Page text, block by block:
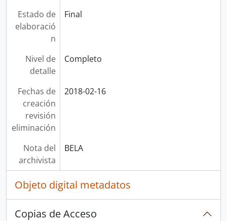
Estado de
elaboració
n
Final
Nivel de
detalle
Completo
Fechas de
creación
revisión
eliminación
2018-02-16
Nota del
archivista
BELA
Objeto digital metadatos
Copias de Acceso